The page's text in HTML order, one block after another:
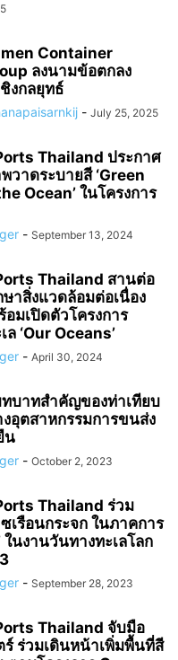
Container
ลงนามข้อตกลง
งกลยุทธ์
- July 25, 2025
Thailand ประกาศ
วาดระบายสี ‘Green
Ocean’ ในโครงการ
- September 13, 2024
Thailand สานต่อ
าสิ่งแวดล้อมต่อเนื่อง
มเปิดตัวโครงการ
‘Our Oceans’
- April 30, 2024
บาทสำคัญของท่าเทียบ
งอุตสาหกรรมการขนส่ง
น
- October 2, 2023
Thailand ร่วม
เรือนกระจก ในภาคการ
นงานวันทางทะเลโลก
- September 28, 2023
Thailand จับมือ
ร์ ร่วมเดินหน้าเพิ่มพื้นที่สี